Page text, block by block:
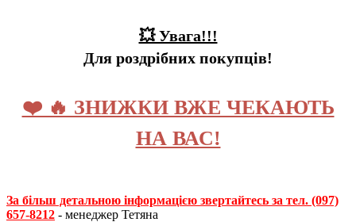
💥 Увага!!!
Для роздрібних покупців!
❤️ 🔥 ЗНИЖКИ ВЖЕ ЧЕКАЮТЬ
НА ВАС!
За більш детальною інформацією звертайтесь за тел. (097)
657-8212 - менеджер Тетяна